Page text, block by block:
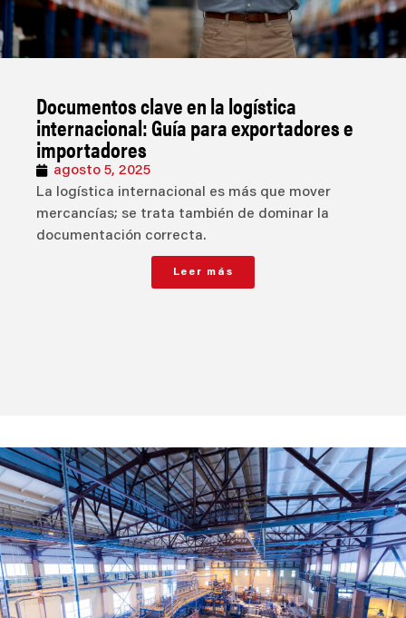
Documentos clave en la logística
internacional: Guía para exportadores e
importadores
agosto 5, 2025
La logística internacional es más que mover
mercancías; se trata también de dominar la
documentación correcta.
Leer más